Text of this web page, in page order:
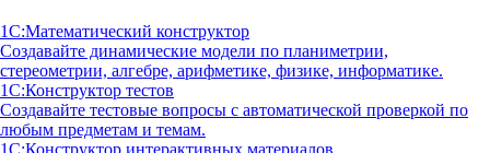
1С:Математический конструктор
Создавайте динамические модели по планиметрии,
стереометрии, алгебре, арифметике, физике, информатике.
1С:Конструктор тестов
Создавайте тестовые вопросы с автоматической проверкой по
любым предметам и темам.
1С:Конструктор интерактивных материалов